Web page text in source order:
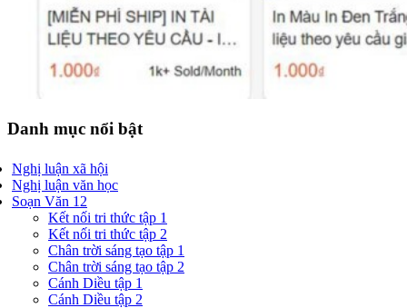
Danh mục nổi bật
Nghị luận xã hội
Nghị luận văn học
Soạn Văn 12
Kết nối tri thức tập 1
Kết nối tri thức tập 2
Chân trời sáng tạo tập 1
Chân trời sáng tạo tập 2
Cánh Diều tập 1
Cánh Diều tập 2